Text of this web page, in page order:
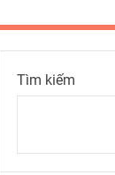
Tìm kiếm